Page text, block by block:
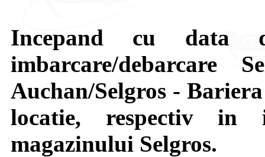
Incepand cu data
imbarcare/debarcare
Auchan/Selgros -
locatie, respectiv
magazinului Selgros.